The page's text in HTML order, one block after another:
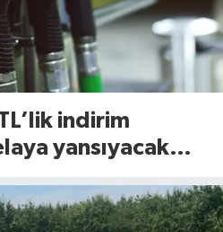
indirim
yansıyacak